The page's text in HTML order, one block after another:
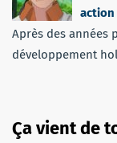
Après des années
développement
Ça vient de